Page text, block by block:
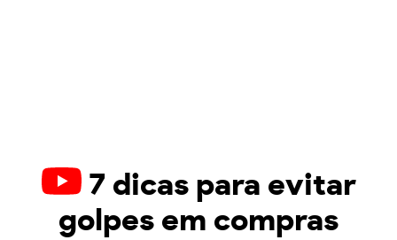
7 dicas para evitar
golpes em compras